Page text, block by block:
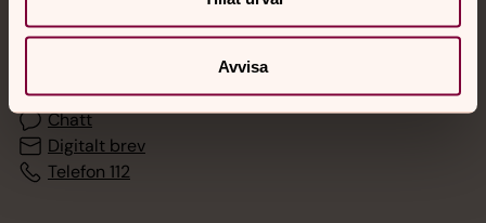
Avvisa
Akut samtals- och krisstöd. Prata eller chatta anonymt
med en präst på kvällar och nätter.
Chatt
Digitalt brev
Telefon 112